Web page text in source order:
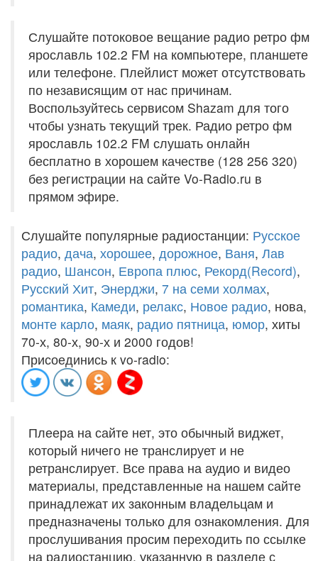
Слушайте потоковое вещание радио ретро фм
ярославль 102.2 FM на компьютере, планшете
или телефоне. Плейлист может отсутствовать
по независящим от нас причинам.
Воспользуйтесь сервисом Shazam для того
чтобы узнать текущий трек. Радио ретро фм
ярославль 102.2 FM слушать онлайн
бесплатно в хорошем качестве (128 256 320)
без регистрации на сайте Vo-Radio.ru в
прямом эфире.
Слушайте популярные радиостанции: Русское
радио, дача, хорошее, дорожное, Ваня, Лав
радио, Шансон, Европа плюс, Рекорд(Record),
Русский Хит, Энерджи, 7 на семи холмах,
романтика, Камеди, релакс, Новое радио, нова,
монте карло, маяк, радио пятница, юмор, хиты
70-х, 80-х, 90-х и 2000 годов!
Присоединись к vo-radio:
Плеера на сайте нет, это обычный виджет,
который ничего не транслирует и не
ретранслирует. Все права на аудио и видео
материалы, представленные на нашем сайте
принадлежат их законным владельцам и
предназначены только для ознакомления. Для
прослушивания просим переходить по ссылке
на радиостанцию, указанную в разделе с